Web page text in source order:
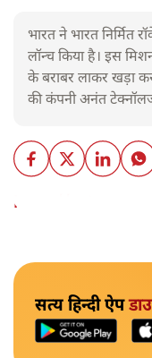
भारत ने भारत निर्मित
लॉन्च किया है। इस
के बराबर लाकर खड़ा
की कंपनी अनंत
https://
सत्य हिन्दी ऐप